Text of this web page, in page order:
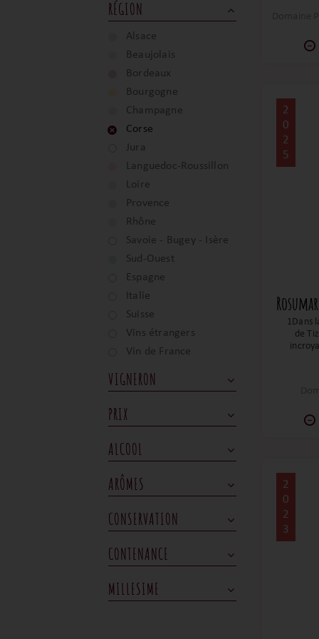
RÉGION
Alsace
Beaujolais
Bordeaux
Bourgogne
Champagne
Corse
Jura
Languedoc-Roussillon
Loire
Provence
Rhône
Savoie - Bugey - Isère
Sud-Ouest
Espagne
Italie
Suisse
Vins étrangers
Vin de France
VIGNERON
PRIX
ALCOOL
ARÔMES
CONSERVATION
CONTENANCE
MILLESIME
2
0
2
5
1Dans
de
2
0
2
3